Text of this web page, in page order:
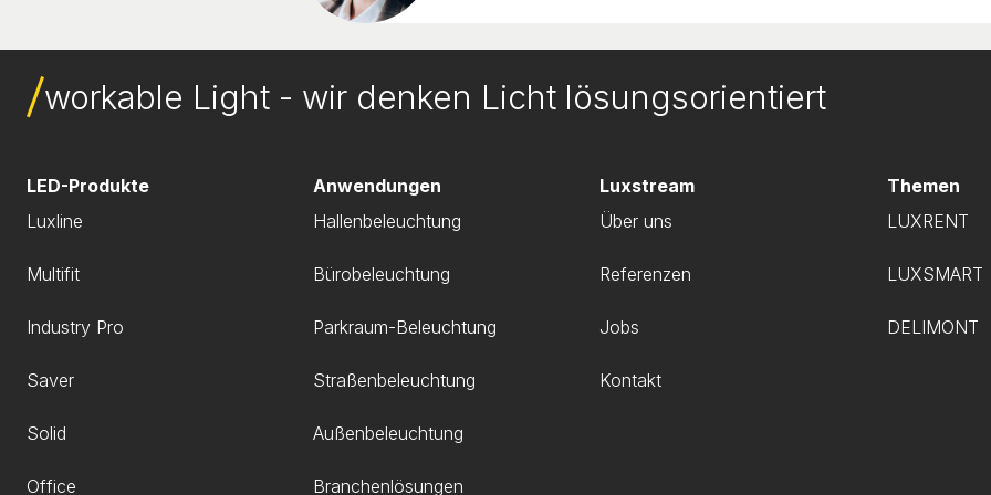
workable Light - wir denken Licht lösungsorientiert
LED-Produkte
Luxline
Multifit
Industry Pro
Saver
Solid
Office
Anwendungen
Hallenbeleuchtung
Bürobeleuchtung
Parkraum-Beleuchtung
Straßenbeleuchtung
Außenbeleuchtung
Branchenlösungen
Luxstream
Über uns
Referenzen
Jobs
Kontakt
Themen
LUXRENT
LUXSMART
DELIMONT